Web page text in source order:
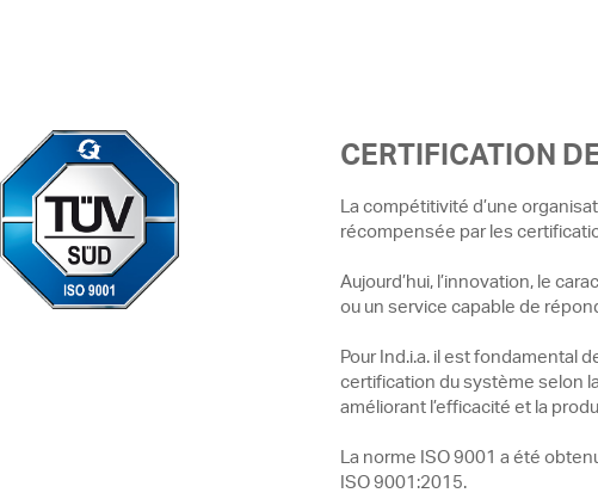
CERTIFICATION
La compétitivité d’une
récompensée par les
Aujourd’hui, l’innovation, le
ou un service capable de
Pour Ind.i.a. il est fondamental
certification du système selon
améliorant l’efficacité et la
La norme ISO 9001 a été
ISO 9001:2015.